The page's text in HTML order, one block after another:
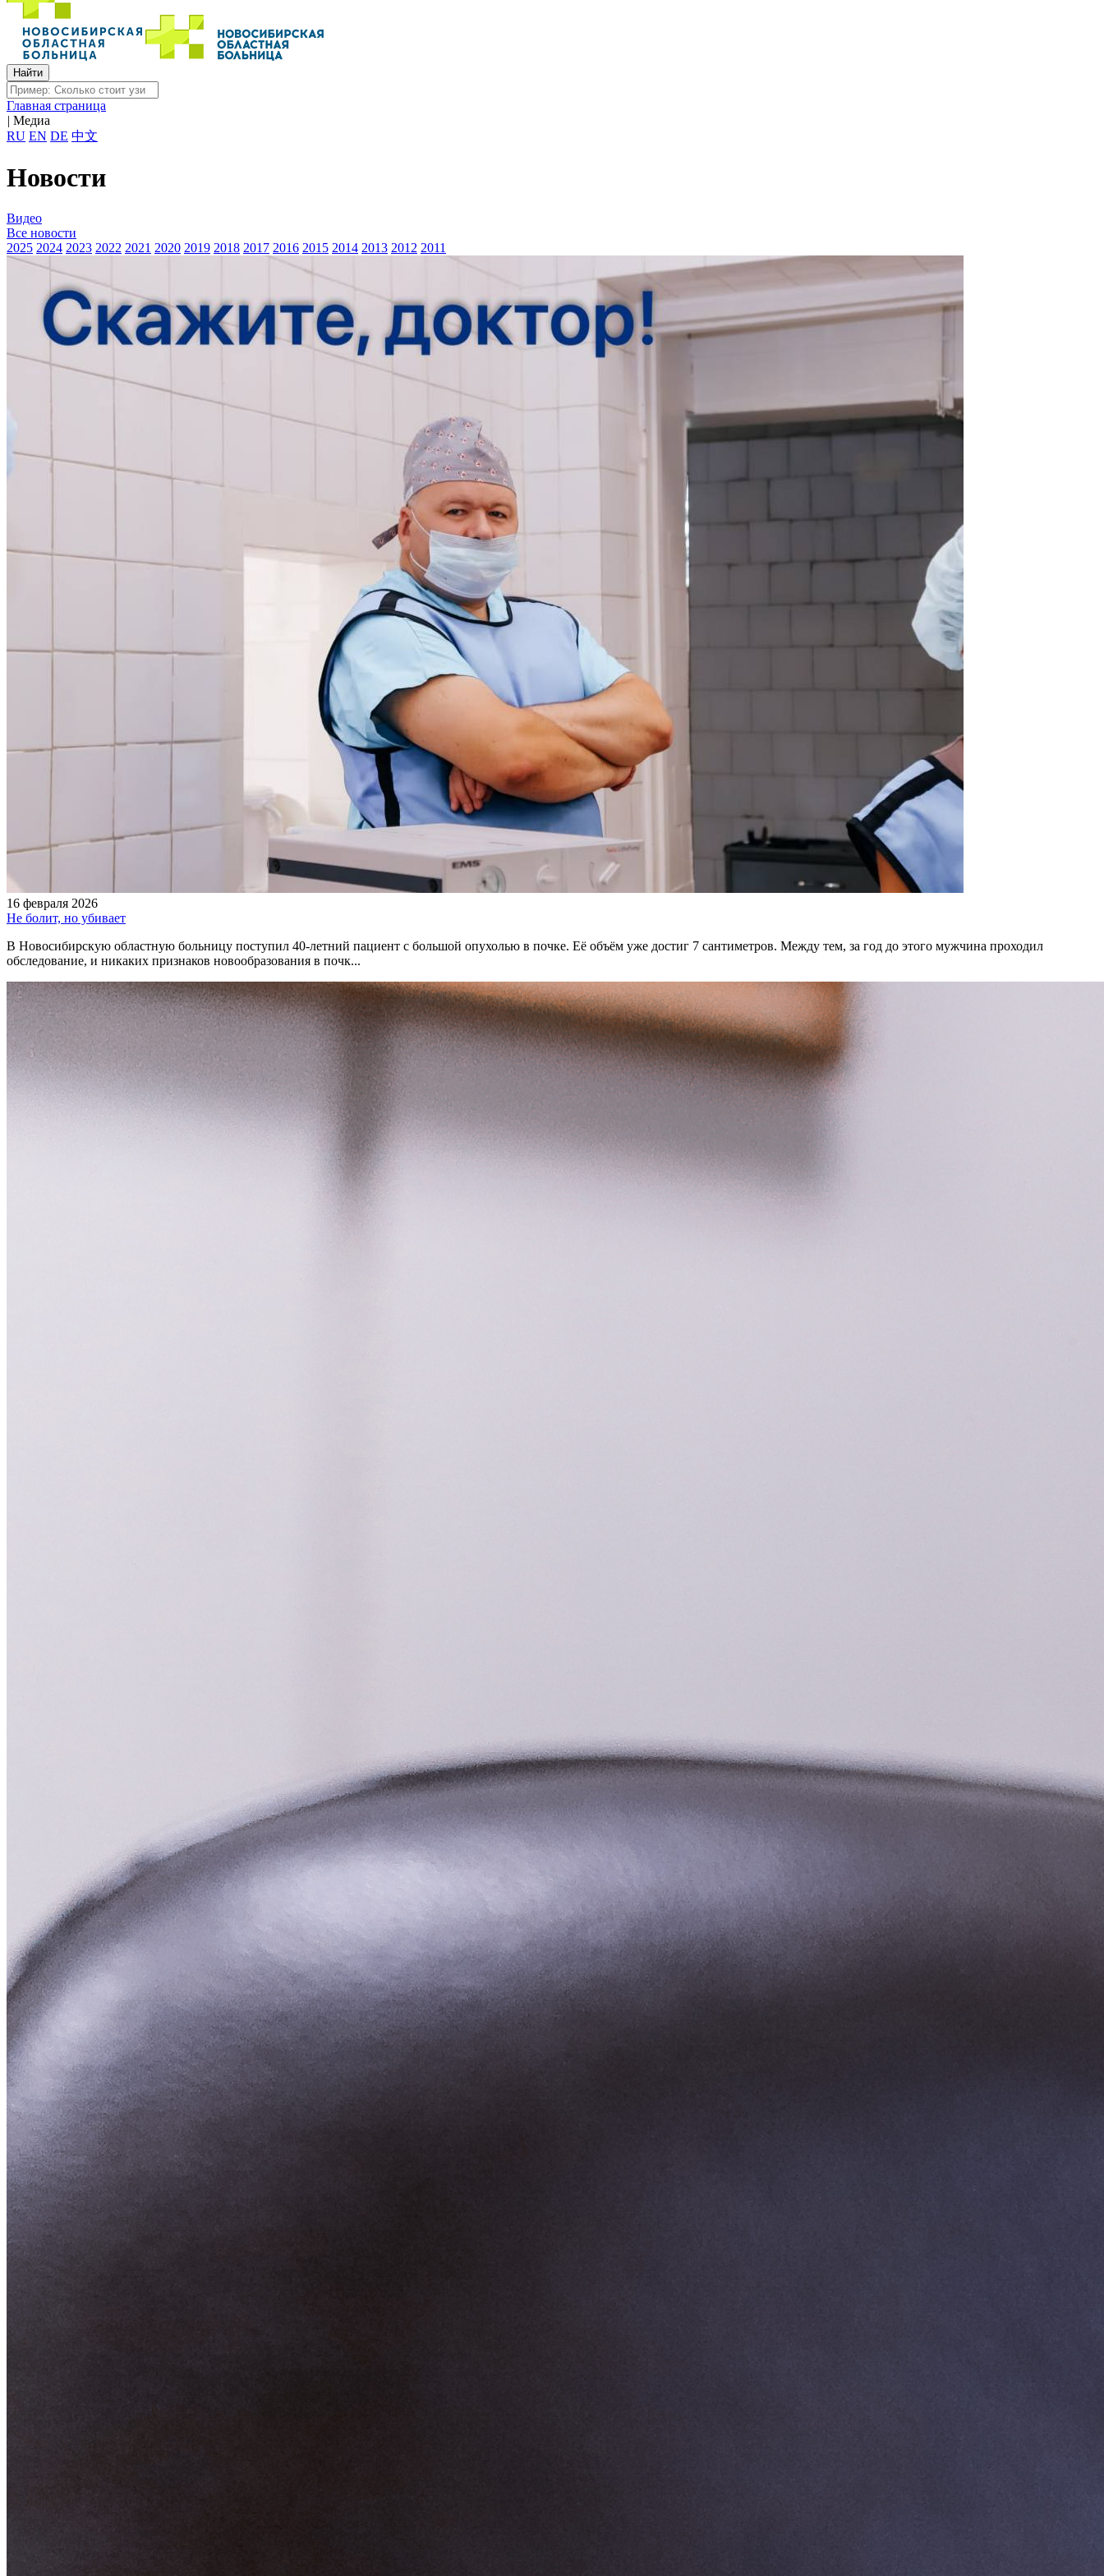
Главная страница
| Медиа
RU EN DE 中文
Новости
Видео
Все новости
2025 2024 2023 2022 2021 2020 2019 2018 2017 2016 2015 2014 2013 2012 2011
16 февраля 2026
Не болит, но убивает
В Новосибирскую областную больницу поступил 40-летний пациент с большой опухолью в почке. Её объём уже достиг 7 сантиметров. Между тем, за год до этого мужчина проходил
обследование, и никаких признаков новообразования в почк...